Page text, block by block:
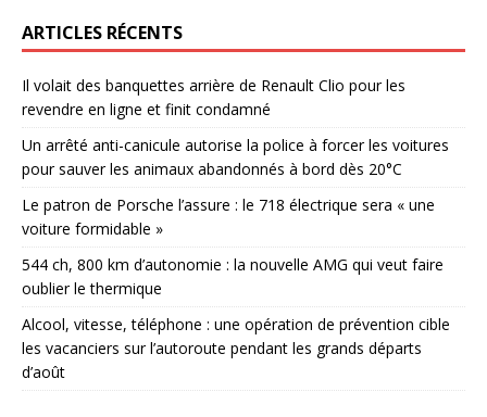
ARTICLES RÉCENTS
Il volait des banquettes arrière de Renault Clio pour les
revendre en ligne et finit condamné
Un arrêté anti-canicule autorise la police à forcer les voitures
pour sauver les animaux abandonnés à bord dès 20°C
Le patron de Porsche l’assure : le 718 électrique sera « une
voiture formidable »
544 ch, 800 km d’autonomie : la nouvelle AMG qui veut faire
oublier le thermique
Alcool, vitesse, téléphone : une opération de prévention cible
les vacanciers sur l’autoroute pendant les grands départs
d’août